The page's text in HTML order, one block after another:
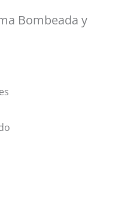
Bombeada y